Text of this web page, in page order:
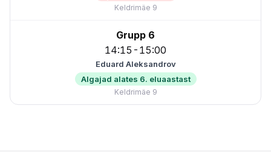
Keldrimäe 9
14:15-15:00
Grupp 6
Algajad alates 6. eluaastast
Eduard Aleksandrov
Keldrimäe 9